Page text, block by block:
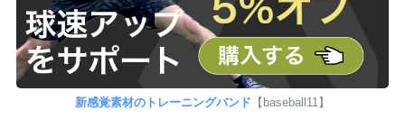
新感覚素材のトレーニングバンド 【baseball11】